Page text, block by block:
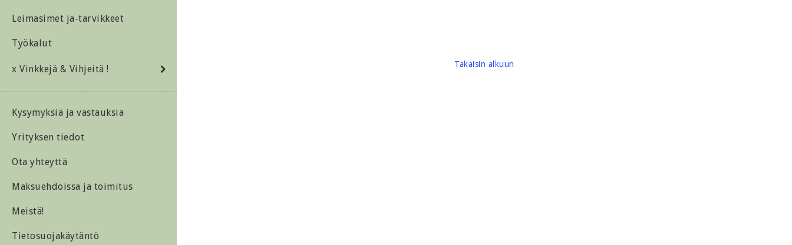
Leimasimet ja-tarvikkeet
Työkalut
x Vinkkejä & Vihjeitä !
Kysymyksiä ja vastauksia
Yrityksen tiedot
Ota yhteyttä
Maksuehdoissa ja toimitus
Meistä!
Tietosuojakäytäntö
Takaisin alkuun